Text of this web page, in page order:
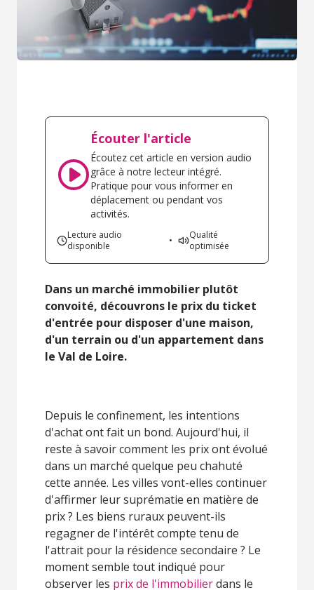
Écouter l'article
Écoutez cet article en version audio
grâce à notre lecteur intégré.
Pratique pour vous informer en
déplacement ou pendant vos
activités.
Lecture audio
disponible
•
Qualité
optimisée
Dans un marché immobilier plutôt
convoité, découvrons le prix du ticket
d'entrée pour disposer d'une maison,
d'un terrain ou d'un appartement dans
le Val de Loire.
Depuis le confinement, les intentions
d'achat ont fait un bond. Aujourd'hui, il
reste à savoir comment les prix ont évolué
dans un marché quelque peu chahuté
cette année. Les villes vont-elles continuer
d'affirmer leur suprématie en matière de
prix ? Les biens ruraux peuvent-ils
regagner de l'intérêt compte tenu de
l'attrait pour la résidence secondaire ? Le
moment semble tout indiqué pour
observer les prix de l'immobilierdans le